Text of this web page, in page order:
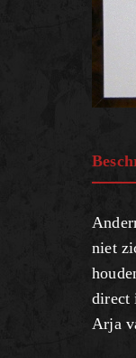
niet
direct
Arja